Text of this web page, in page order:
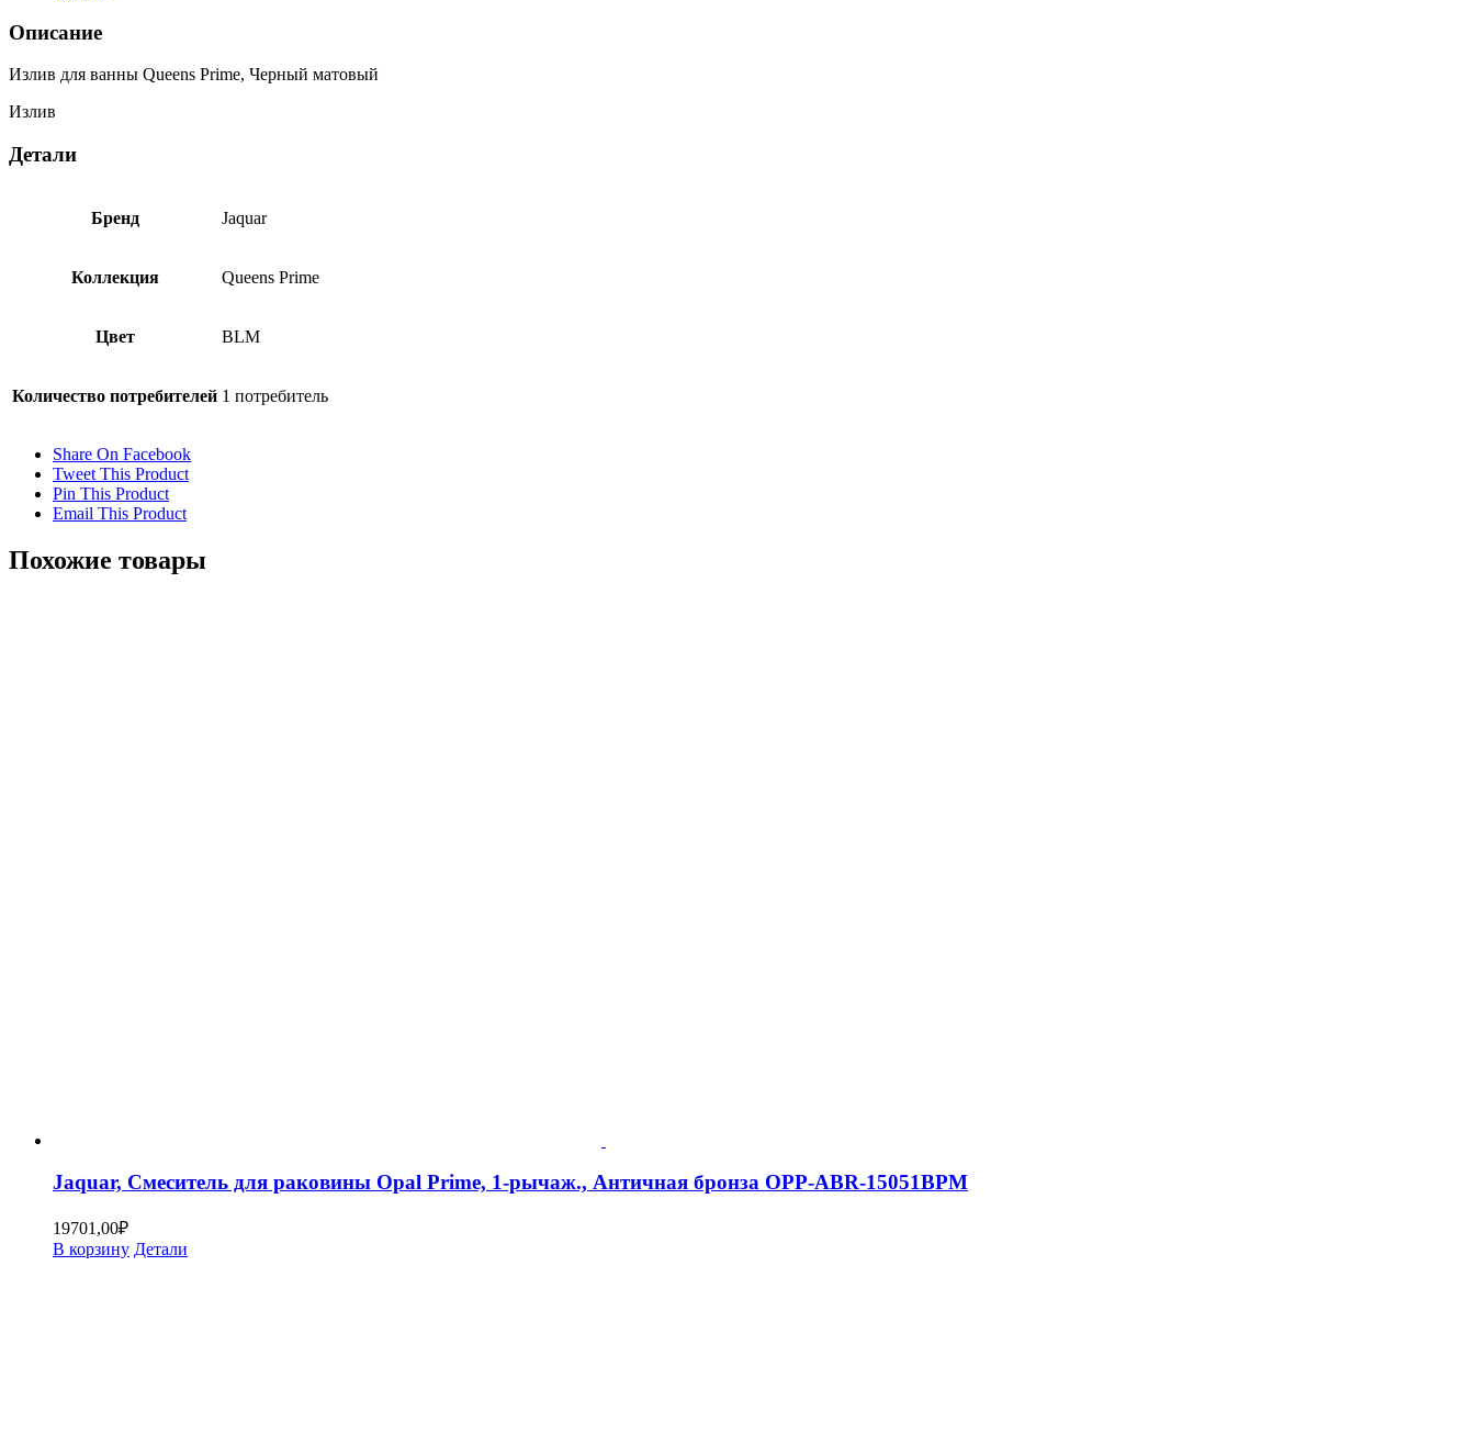
Черный
матовый
BLM-
7429PM
Описание
Излив для ванны Queens Prime, Черный матовый
Излив
Детали
Бренд Jaquar
Коллекция Queens Prime
Цвет BLM
Количество потребителей 1 потребитель
Share On Facebook
Tweet This Product
Pin This Product
Email This Product
Похожие товары
Jaquar, Смеситель для раковины Opal Prime, 1-рычаж., Античная бронза OPP-ABR-15051BPM
19701,00₽
В корзину Детали